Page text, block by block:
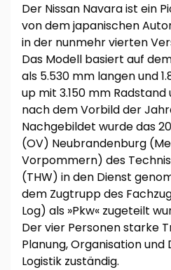
Der Nissan Navara ist ein
von dem japanischen
in der nunmehr vierten
Das Modell basiert auf
als 5.530 mm langen und
up mit 3.150 mm
nach dem Vorbild der
Nachgebildet wurde das
(OV) Neubrandenburg
Vorpommern) des
(THW) in den Dienst
dem Zugtrupp des
Log) als »Pkw« zugeteilt
Der vier Personen starke
Planung, Organisation
Logistik zuständig.